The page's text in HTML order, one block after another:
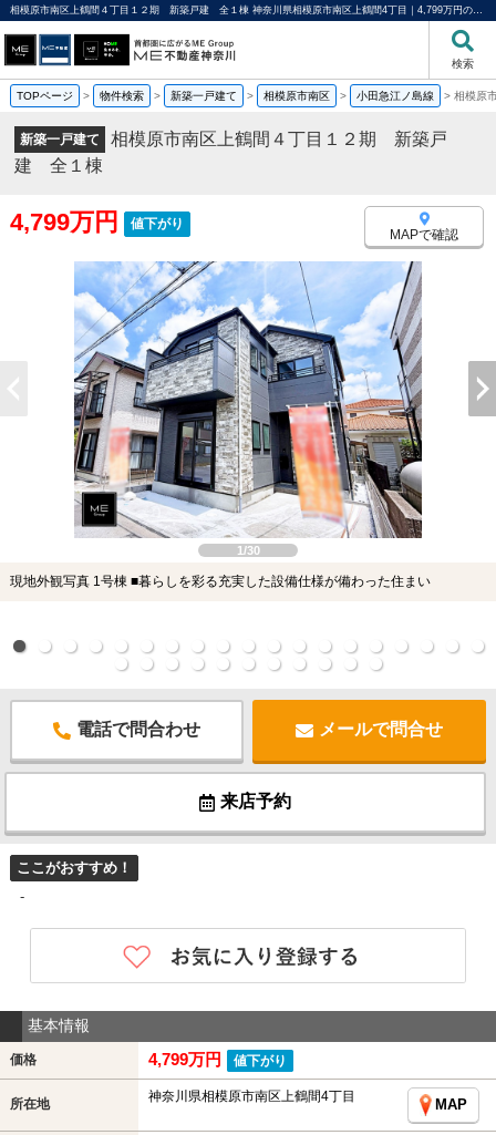
相模原市南区上鶴間４丁目１２期 新築戸建 全１棟 神奈川県相模原市南区上鶴間4丁目｜4,799万円の新築一戸建て｜分譲住宅や新築物件｜ME不動産神奈川
検索
TOPページ > 物件検索 > 新築一戸建て > 相模原市南区 > 小田急江ノ島線 > 相模原
新築一戸建て
相模原市南区上鶴間４丁目１２期 新築戸
建 全１棟
4,799万円 値下がり
MAPで確認
1/30
現地外観写真 1号棟 ■暮らしを彩る充実した設備仕様が備わった住まい
電話で問合わせ メールで問合せ
来店予約
ここがおすすめ！
-
基本情報
価格 4,799万円 値下がり
所在地 神奈川県相模原市南区上鶴間4丁目
MAP